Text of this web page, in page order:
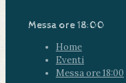
Messa ore 18:00
Home
Eventi
Messa ore 18:00